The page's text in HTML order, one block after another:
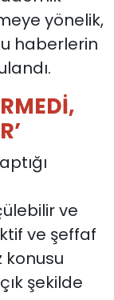
yönelik,
haberlerin
ve
ve şeffaf
konusu
şekilde